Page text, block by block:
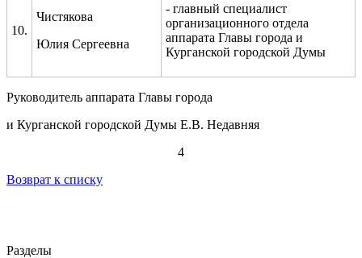
10.
Чистякова
Юлия Сергеевна
- главный специалист
организационного отдела
аппарата Главы города и
Курганской городской Думы
Руководитель аппарата Главы города
и Курганской городской Думы Е.В. Недавняя
4
Возврат к списку
Разделы